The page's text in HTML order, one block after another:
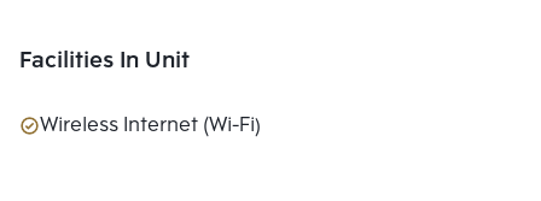
Facilities In Unit
Wireless Internet (Wi-Fi)